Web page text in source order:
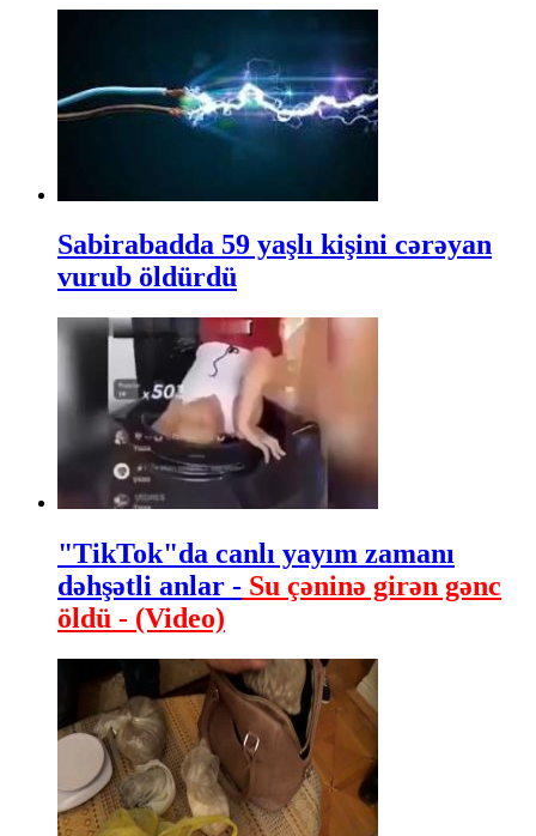
Sabirabadda 59 yaşlı kişini cərəyan
vurub öldürdü
"TikTok"da canlı yayım zamanı
dəhşətli anlar - Su çəninə girən gənc
öldü - (Video)